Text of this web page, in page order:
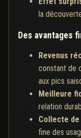
la
Des avantages
Revenus
constant de
aux pics
Meilleure
relation
Collecte
fine des